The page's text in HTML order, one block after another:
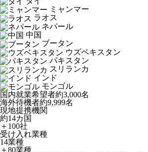
ミャンマー
ラオス
ネパール
中国
ブータン
ウズベキスタン
パキスタン
スリランカ
インド
モンゴル
国内就業希望者約3,000名
海外待機者約9,999名
現地提携機関
約14カ国
＋100社
受け入れ業種
14業種
＋80業種